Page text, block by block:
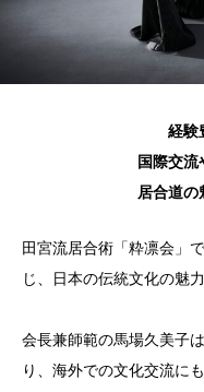
経験
国際交流
居合道の
田宮流居合術「粋凛会」
じ、日本の伝統文化の魅
会長兼師範の馬場久美子
り、海外での文化交流に